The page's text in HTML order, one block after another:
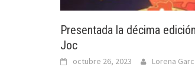
Presentada la décima
Joc
octubre 26, 2023 Lorena